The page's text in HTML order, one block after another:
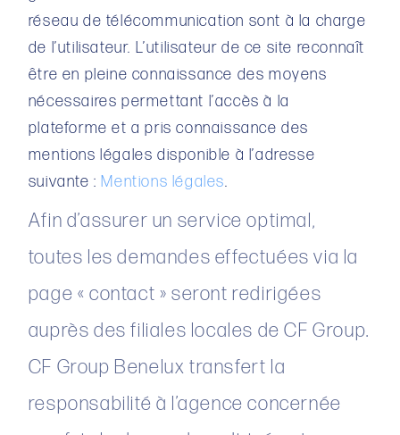
Les fiches pratiques
Les animations
Le lexique
PUBLICATIONS
CONTACT
réseau de télécommunication sont à la charge
de l’utilisateur. L’utilisateur de ce site reconnaît
être en pleine connaissance des moyens
nécessaires permettant l’accès à la
plateforme et a pris connaissance des
mentions légales disponible à l’adresse
suivante : Mentions légales.
Afin d’assurer un service optimal,
toutes les demandes effectuées via la
page « contact » seront redirigées
auprès des filiales locales de CF Group.
CF Group Benelux transfert la
responsabilité à l’agence concernée